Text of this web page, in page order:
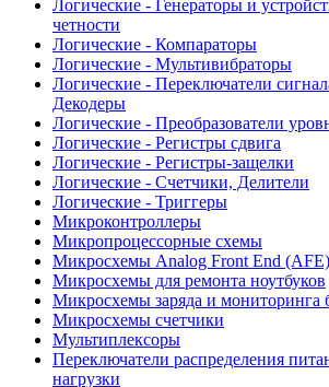
Логические - Генераторы и
четности
Логические - Компараторы
Логические - Мультивибраторы
Логические - Переключатели
Декодеры
Логические - Преобразователи
Логические - Регистры сдвига
Логические - Регистры-защелки
Логические - Счетчики, Делители
Логические - Триггеры
Микроконтроллеры
Микропроцессорные схемы
Микросхемы Analog Front End (AFE)
Микросхемы для ремонта ноутбуков
Микросхемы заряда и мониторинга
Микросхемы счетчики
Мультиплексоры
Переключатели распределения
нагрузки